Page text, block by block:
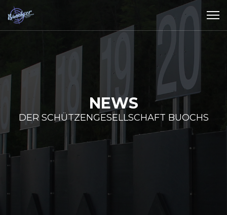
NEWS
DER SCHÜTZENGESELLSCHAFT BUOCHS